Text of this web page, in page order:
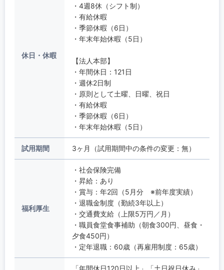
休日・休暇
・4週8休（シフト制）
・有給休暇
・季節休暇（6日）
・年末年始休暇（5日）
【法人本部】
・年間休日：121日
・週休2日制
・原則として土曜、日曜、祝日
・有給休暇
・季節休暇（6日）
・年末年始休暇（5日）
試用期間 3ヶ月（試用期間中の条件の変更：無）
福利厚生
・社会保険完備
・昇給：あり
・賞与：年2回（5月分 ※前年度実績）
・退職金制度（勤続3年以上）
・交通費支給（上限5万円／月）
・職員食堂食事補助（朝食300円、昼食・
夕食450円）
・定年退職：60歳（再雇用制度：65歳）
「年間休日120日以上」「土日祝日休み」